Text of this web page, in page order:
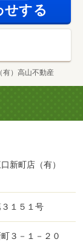
せする
有）高山不動産
新町店（有）
１５１号
３－１－２０